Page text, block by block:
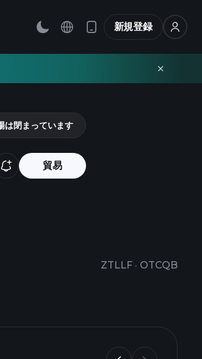
新規登録
貿易
ZTLLF · OTCQB
は閉まっています